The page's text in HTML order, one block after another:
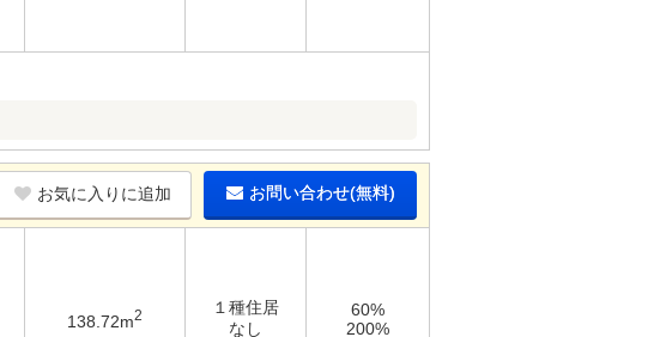
お気に入りに追加 お問い合わせ(無料)
138.72m2
１種住居
なし
60%
200%